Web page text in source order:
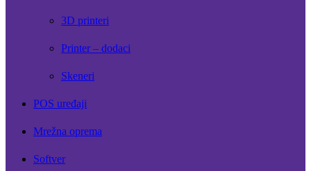
3D printeri
Printer – dodaci
Skeneri
POS uređaji
Mrežna oprema
Softver